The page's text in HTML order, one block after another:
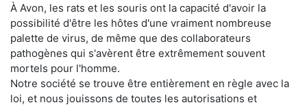
À Avon, les rats et les souris ont la capacité d'avoir la
possibilité d'être les hôtes d'une vraiment nombreuse
palette de virus, de même que des collaborateurs
pathogènes qui s'avèrent être extrêmement souvent
mortels pour l'homme.
Notre société se trouve être entièrement en règle avec la
loi, et nous jouissons de toutes les autorisations et